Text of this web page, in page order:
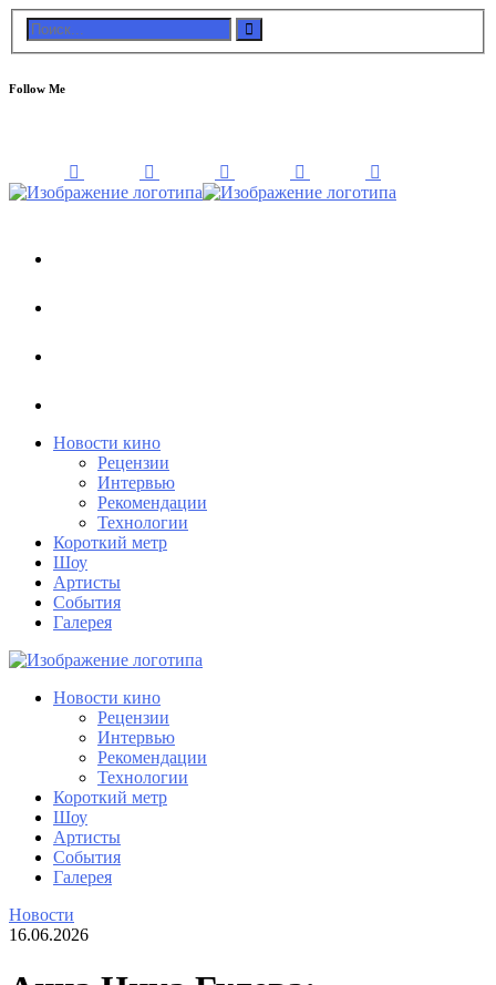
Follow Me
Новости кино
Рецензии
Интервью
Рекомендации
Технологии
Короткий метр
Шоу
Артисты
События
Галерея
Новости кино
Рецензии
Интервью
Рекомендации
Технологии
Короткий метр
Шоу
Артисты
События
Галерея
Новости
16.06.2026